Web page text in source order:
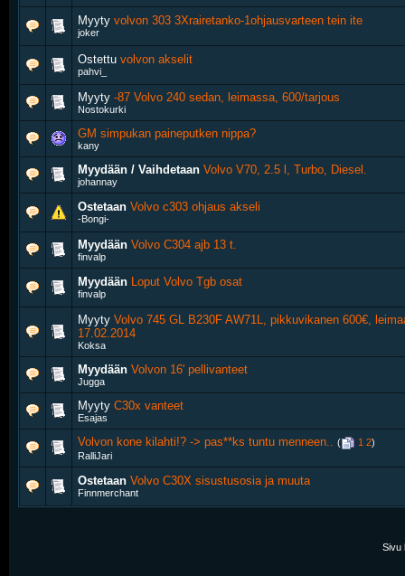
Myyty volvon 303 3Xrairetanko-1ohjausvarteen tein ite
joker
Ostettu volvon akselit
pahvi_
Myyty -87 Volvo 240 sedan, leimassa, 600/tarjous
Nostokurki
GM simpukan paineputken nippa?
kany
Myydään / Vaihdetaan Volvo V70, 2.5 l, Turbo, Diesel.
johannay
Ostetaan Volvo c303 ohjaus akseli
-Bongi-
Myydään Volvo C304 ajb 13 t.
finvalp
Myydään Loput Volvo Tgb osat
finvalp
Myyty Volvo 745 GL B230F AW71L, pikkuvikanen 600€,
17.02.2014
Koksa
Myydään Volvon 16' pellivanteet
Jugga
Myyty C30x vanteet
Esajas
Volvon kone kilahti!? -> pas**ks tuntu menneen.. ( 1 2)
RalliJari
Ostetaan Volvo C30X sisustusosia ja muuta
Finnmerchant
Sivu